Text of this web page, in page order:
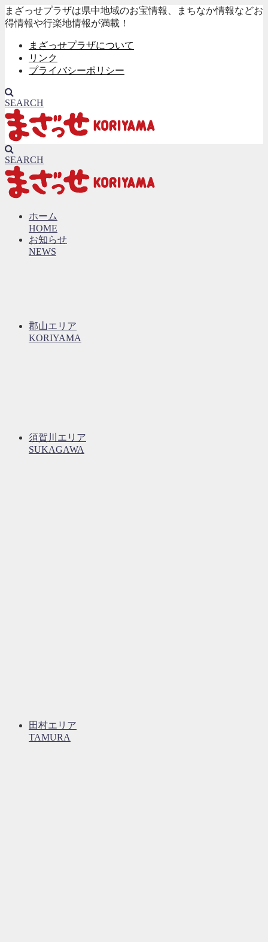
まざっせプラザは県中地域のお宝情報、まちなか情報などお
得情報や行楽地情報が満載！
まざっせプラザについて
リンク
プライバシーポリシー
SEARCH
SEARCH
ホーム
HOME
お知らせ
NEWS
郡山エリア
KORIYAMA
須賀川エリア
SUKAGAWA
田村エリア
TAMURA